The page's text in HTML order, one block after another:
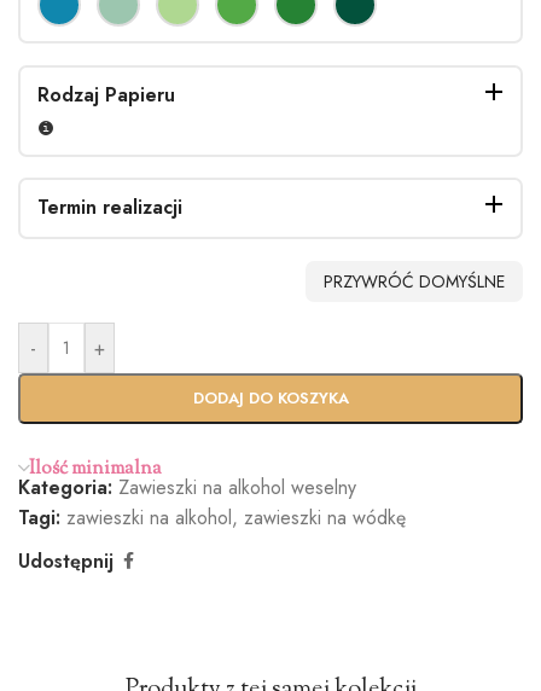
Rodzaj Papieru
Termin realizacji
Standardo
Ekspres
(+100zł)
PRZYWRÓĆ DOMYŚLNE
- +
DODAJ DO KOSZYKA
Ilość minimalna
Kategoria: Zawieszki na alkohol weselny
Tagi: zawieszki na alkohol, zawieszki na wódkę
Udostępnij